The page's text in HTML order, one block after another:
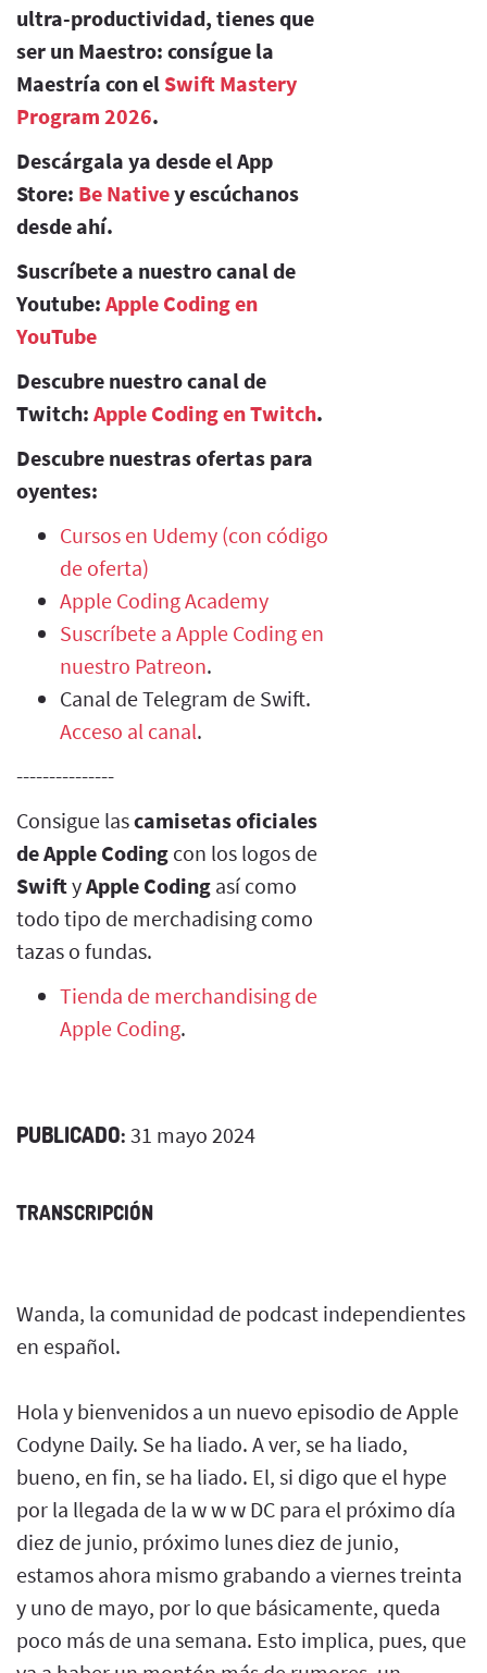
ultra-productividad, tienes que
ser un Maestro: consígue la
Maestría con el Swift Mastery
Program 2026.
Descárgala ya desde el App
Store: Be Nativey escúchanos
desde ahí.
Suscríbete a nuestro canal de
Youtube: Apple Coding en
YouTube
Descubre nuestro canal de
Twitch: Apple Coding en Twitch.
Descubre nuestras ofertas para
oyentes:
Cursos en Udemy (con código
de oferta)
Apple Coding Academy
Suscríbete a Apple Coding en
nuestro Patreon.
Canal de Telegram de Swift.
Acceso al canal.
---------------
Consigue lascamisetas oficiales
de Apple Coding con los logos de
SwiftyApple Coding así como
todo tipo de merchadising como
tazas o fundas.
Tienda de merchandising de
Apple Coding.
PUBLICADO: 31 mayo 2024
TRANSCRIPCIÓN
Wanda, la comunidad de podcast independientes
en español.
Hola y bienvenidos a un nuevo episodio de Apple
Codyne Daily. Se ha liado. A ver, se ha liado,
bueno, en fin, se ha liado. El, si digo que el hype
por la llegada de la w w w DC para el próximo día
diez de junio, próximo lunes diez de junio,
estamos ahora mismo grabando a viernes treinta
y uno de mayo, por lo que básicamente, queda
poco más de una semana. Esto implica, pues, que